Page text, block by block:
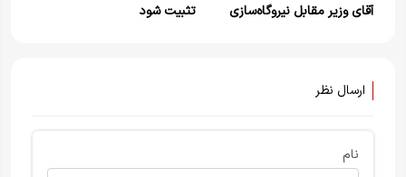
آقای وزیر مقابل نیروگاه‌سازی
تثبیت شود
ارسال نظر
نام